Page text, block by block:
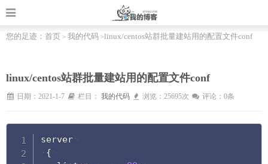
您的足迹： 首页 > 我的代码 >linux/centos站群批量建站用的配置文件conf
linux/centos站群批量建站用的配置文件conf
日期：2021-1-7 栏目： 我的代码 浏览：25695次 评论：0条
server
{